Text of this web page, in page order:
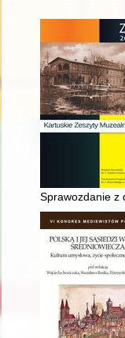
Sprawozdanie z